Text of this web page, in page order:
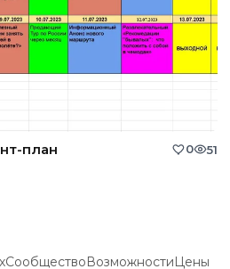
план 0 51
СообществоВозможностиЦены